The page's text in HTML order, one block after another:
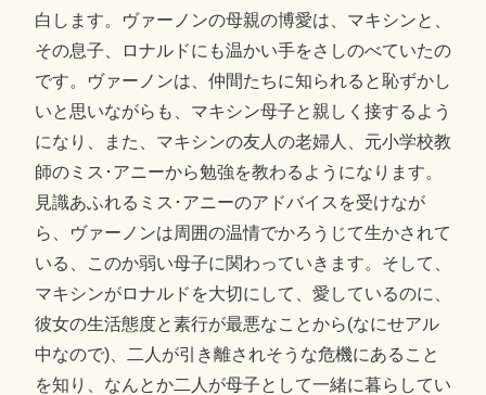
白します。ヴァーノンの母親の博愛は、マキシンと、
その息子、ロナルドにも温かい手をさしのべていたの
です。ヴァーノンは、仲間たちに知られると恥ずかし
いと思いながらも、マキシン母子と親しく接するよう
になり、また、マキシンの友人の老婦人、元小学校教
師のミス･アニーから勉強を教わるようになります。
見識あふれるミス･アニーのアドバイスを受けなが
ら、ヴァーノンは周囲の温情でかろうじて生かされて
いる、このか弱い母子に関わっていきます。そして、
マキシンがロナルドを大切にして、愛しているのに、
彼女の生活態度と素行が最悪なことから(なにせアル
中なので)、二人が引き離されそうな危機にあること
を知り、なんとか二人が母子として一緒に暮らしてい